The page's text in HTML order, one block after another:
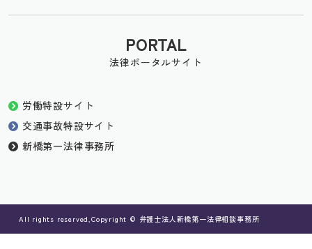
PORTAL
法律ポータルサイト
労働特設サイト
交通事故特設サイト
新橋第一法律事務所
All rights reserved,Copyright © 弁護士法人新橋第一法律相談事務所